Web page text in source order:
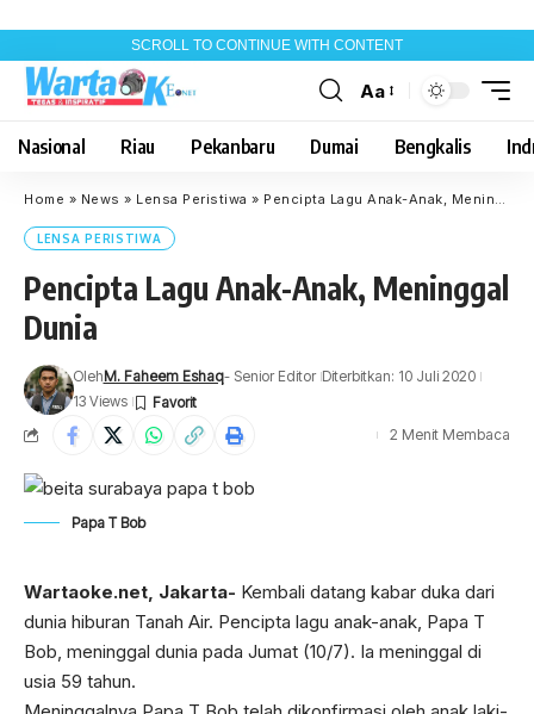
SCROLL TO CONTINUE WITH CONTENT
Font
Aa
Nasional Riau Pekanbaru Dumai Bengkalis
Home » News » Lensa Peristiwa » Pencipta Lagu Anak-Anak, Meninggal Dunia
LENSA PERISTIWA
Pencipta Lagu Anak-Anak, Meninggal
Dunia
OlehM. Faheem Eshaq- Senior Editor Diterbitkan: 10 Juli 2020
13 Views
2 Menit Membaca
Papa T Bob
Wartaoke.net, Jakarta- Kembali datang kabar duka dari
dunia hiburan Tanah Air. Pencipta lagu anak-anak, Papa T
Bob, meninggal dunia pada Jumat (10/7). Ia meninggal di
usia 59 tahun.